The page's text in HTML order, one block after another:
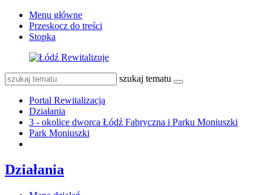
Menu główne
Przeskocz do treści
Stopka
szukaj tematu
Portal Rewitalizacja
Działania
3 - okolice dworca Łódź Fabryczna i Parku Moniuszki
Park Moniuszki
Działania